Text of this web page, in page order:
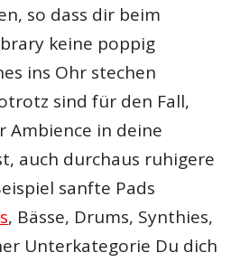
so dass dir beim
keine poppig
ins Ohr stechen
sind für den Fall,
Ambience in deine
auch durchaus ruhigere
sanfte Pads
, Bässe, Drums, Synthies,
Unterkategorie Du dich